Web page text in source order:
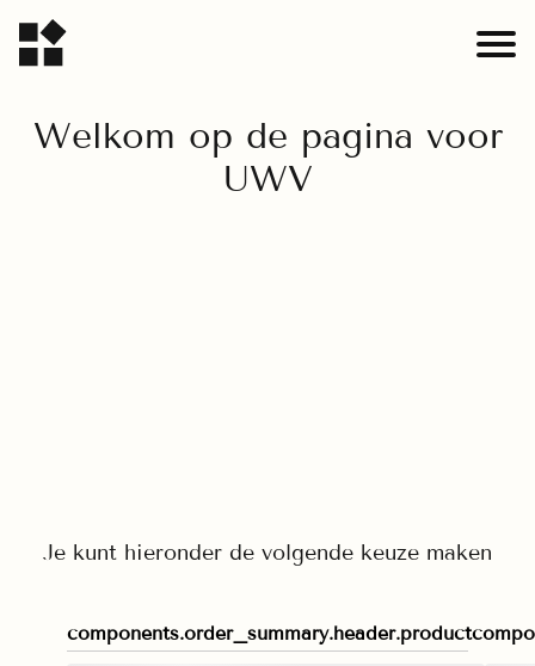
Welkom op de pagina voor
UWV
Je kunt hieronder de volgende keuze maken
components.order_summary.header.product